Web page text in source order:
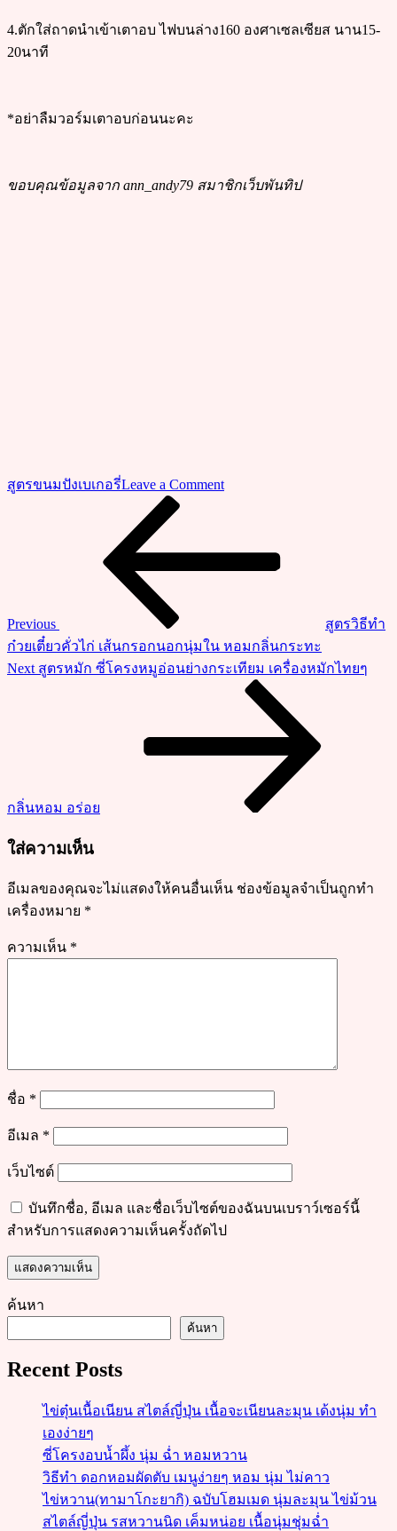
4.ตักใส่ถาดนำเข้าเตาอบ ไฟบนล่าง160 องศาเซลเซียส นาน15-
20นาที
*อย่าลืมวอร์มเตาอบก่อนนะคะ
ขอบคุณข้อมูลจาก ann_andy79 สมาชิกเว็บพันทิป
สูตรขนมปังเบเกอรี่Leave a Commenton
ใน
หอม
อร่อย
ผงฟู
Previous
สูตรวิธีทำ
ก๋วยเตี๋ยวคั่วไก่ เส้นกรอกนอกนุ่มใน หอมกลิ่นกระทะ
Next
Post
Next สูตรหมัก ซี่โครงหมูอ่อนย่างกระเทียม เครื่องหมักไทยๆ
กลิ่นหอม อร่อย
ใส่ความเห็น
อีเมลของคุณจะไม่แสดงให้คนอื่นเห็น ช่องข้อมูลจำเป็นถูกทำ
เครื่องหมาย *
ความเห็น *
ชื่อ *
อีเมล *
เว็บไซต์
บันทึกชื่อ, อีเมล และชื่อเว็บไซต์ของฉันบนเบราว์เซอร์นี้
สำหรับการแสดงความเห็นครั้งถัดไป
ค้นหา
ค้นหา
Recent Posts
ไข่ตุ๋นเนื้อเนียน สไตล์ญี่ปุ่น เนื้อจะเนียนละมุน เด้งนุ่ม ทำ
เองง่ายๆ
ซี่โครงอบน้ำผึ้ง นุ่ม ฉ่ำ หอมหวาน
วิธีทำ ดอกหอมผัดตับ เมนูง่ายๆ หอม นุ่ม ไม่คาว
ไข่หวาน(ทามาโกะยากิ) ฉบับโฮมเมด นุ่มละมุน ไข่ม้วน
สไตล์ญี่ปุ่น รสหวานนิด เค็มหน่อย เนื้อนุ่มชุ่มฉ่ำ